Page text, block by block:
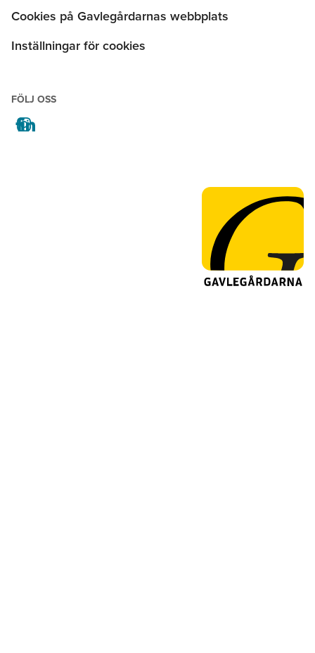
Cookies på Gavlegårdarnas webbplats
Inställningar för cookies
FÖLJ OSS
facebook
instagram
linkedin